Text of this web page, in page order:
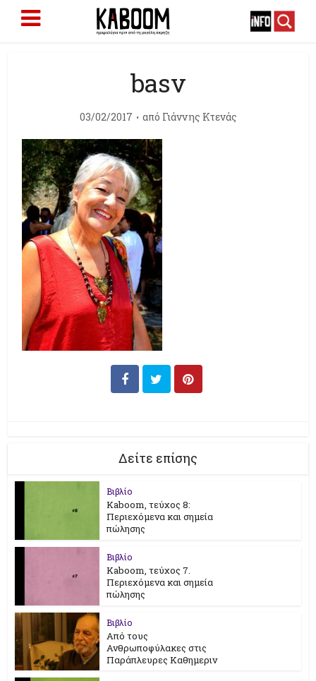
basv
03/02/2017 από Γιάννης Κτενάς
Δείτε επίσης
Βιβλίο
Kaboom, τεύχος 8:
Περιεχόμενα και σημεία
πώλησης
Βιβλίο
Kaboom, τεύχος 7.
Περιεχόμενα και σημεία
πώλησης
Βιβλίο
Από τους
Ανθρωποφύλακες στις
Παράπλευρες Καθημεριν